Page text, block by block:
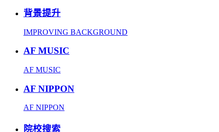
背景提升
IMPROVING BACKGROUND
AF MUSIC
AF MUSIC
AF NIPPON
AF NIPPON
院校搜索